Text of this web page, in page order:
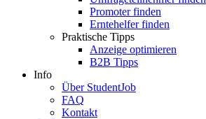
Promoter finden
Erntehelfer finden
Praktische Tipps
Anzeige optimieren
B2B Tipps
Info
Über StudentJob
FAQ
Kontakt